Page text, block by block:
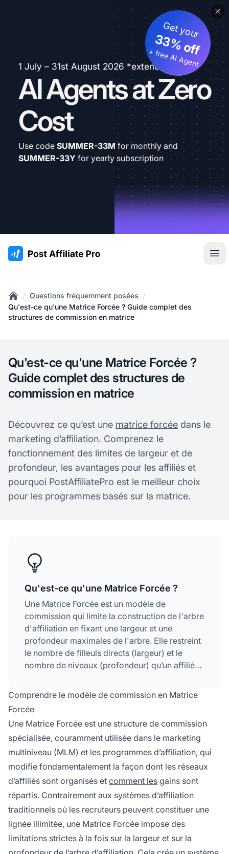
1 July – 31st August 2026 *extended
AI Agents at Zero
Cost
Get your
33% off
+ free AI Agent
Use code SUMMER-33M for monthly and
SUMMER-33Y for yearly subscription
:site.title
Home
/ Questions fréquemment posées /
Qu'est-ce qu'une Matrice Forcée ? Guide complet des
structures de commission en matrice
Qu'est-ce qu'une Matrice Forcée ?
Guide complet des structures de
commission en matrice
Découvrez ce qu’est une matrice forcée dans le
marketing d’affiliation. Comprenez le
fonctionnement des limites de largeur et de
profondeur, les avantages pour les affiliés et
pourquoi PostAffiliatePro est le meilleur choix
pour les programmes basés sur la matrice.
Qu'est-ce qu'une Matrice Forcée ?
Une Matrice Forcée est un modèle de
commission qui limite la construction de l'arbre
d'affiliation en fixant une largeur et une
profondeur maximales de l'arbre. Elle restreint
le nombre de filleuls directs (largeur) et le
nombre de niveaux (profondeur) qu’un affilié
gains structuré et prévisible.
Comprendre le modèle de commission en Matrice
Forcée
Une Matrice Forcée est une structure de commission
spécialisée, couramment utilisée dans le marketing
multiniveau (MLM) et les programmes d’affiliation, qui
modifie fondamentalement la façon dont les réseaux
d’affiliés sont organisés et comment les gains sont
répartis. Contrairement aux systèmes d’affiliation
traditionnels où les recruteurs peuvent constituer une
lignée illimitée, une Matrice Forcée impose des
limitations strictes à la fois sur la largeur et sur la